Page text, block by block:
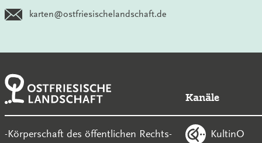
karten@ostfriesischelandschaft.de
-Körperschaft des öffentlichen Rechts-
Kanäle
KultinO